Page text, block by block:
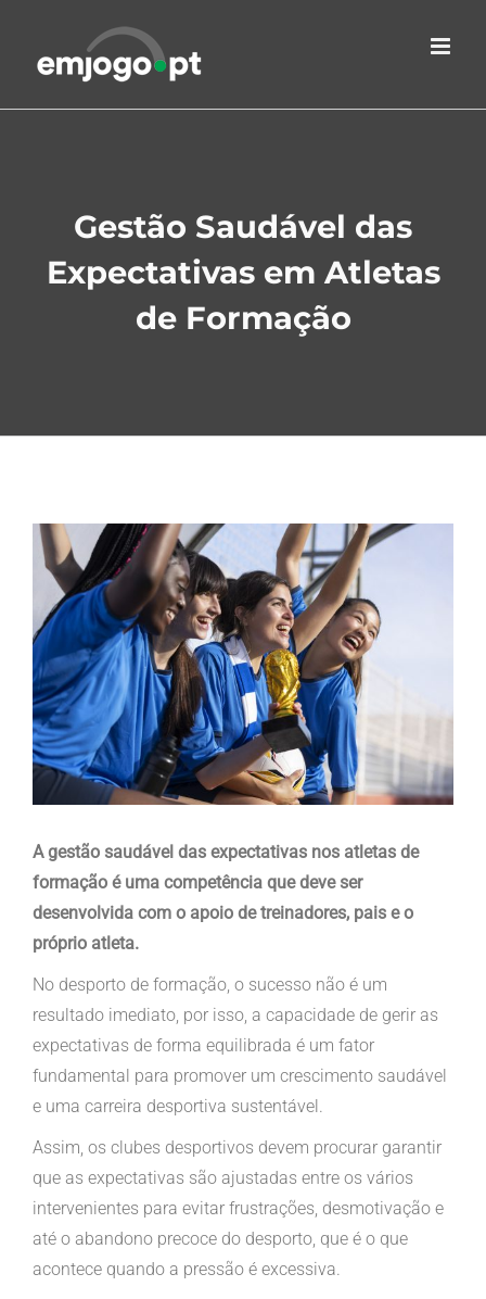
content
Gestão Saudável das
Expectativas em Atletas
de Formação
View
Larger
Image
A gestão saudável das expectativas nos atletas de
formação é uma competência que deve ser
desenvolvida com o apoio de treinadores, pais e o
próprio atleta.
No desporto de formação, o sucesso não é um
resultado imediato, por isso, a capacidade de gerir as
expectativas de forma equilibrada é um fator
fundamental para promover um crescimento saudável
e uma carreira desportiva sustentável.
Assim, os clubes desportivos devem procurar garantir
que as expectativas são ajustadas entre os vários
intervenientes para evitar frustrações, desmotivação e
até o abandono precoce do desporto, que é o que
acontece quando a pressão é excessiva.